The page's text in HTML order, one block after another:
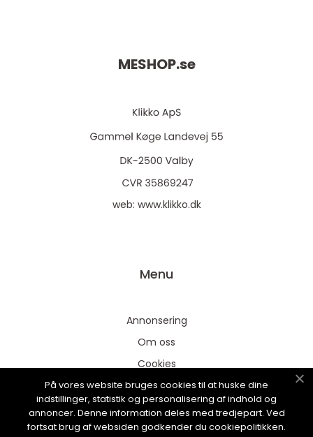
MESHOP.se
web: www.klikko.dk
Menu
Annonsering
Om oss
Cookies
Kontakta oss
Sitemap
På vores website bruges cookies til at huske dine
indstillinger, statistik og personalisering af indhold og
annoncer. Denne information deles med tredjepart. Ved
fortsat brug af websiden godkender du cookiepolitikken.